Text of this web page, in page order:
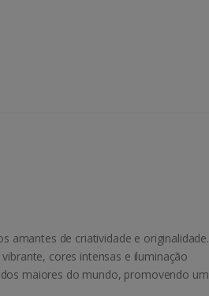
amantes de criatividade e originalidade.
cores intensas e iluminação
maiores do mundo, promovendo um